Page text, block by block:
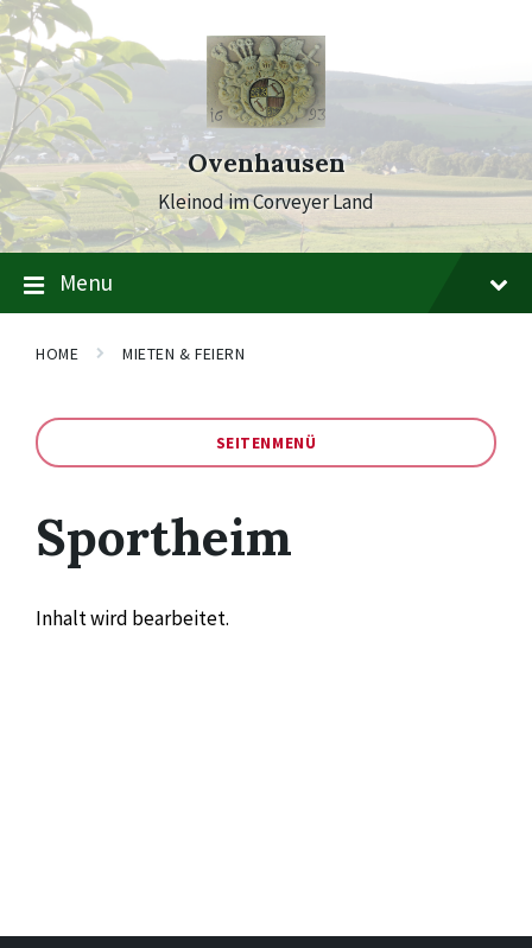
Skip
to
content
Skip
to
main
navigation
Skip
to
footer
Ovenhausen
Kleinod im Corveyer Land
Menu
HOME MIETEN & FEIERN
SEITENMENÜ
Sportheim
Inhalt wird bearbeitet.